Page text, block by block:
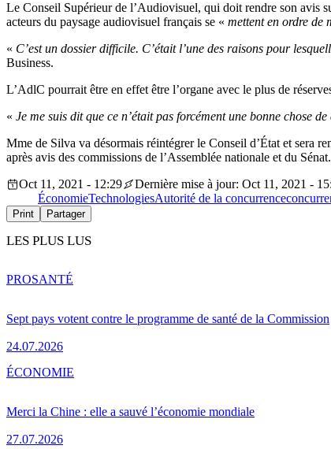
Le Conseil Supérieur de l’Audiovisuel, qui doit rendre son avis
acteurs du paysage audiovisuel français se « mettent en ordre de
« C’est un dossier difficile. C’était l’une des raisons pour
Business.
L’AdlC pourrait être en effet être l’organe avec le plus de
« Je me suis dit que ce n’était pas forcément une bonne chose
Mme de Silva va désormais réintégrer le Conseil d’État et sera
après avis des commissions de l’Assemblée nationale et du Sénat.
Oct 11, 2021 - 12:29
Dernière mise à jour: Oct 11, 2021 -
ÉconomieTechnologiesAutorité de la concurrence
Print Partager
LES PLUS LUS
Sept pays votent contre le programme de santé de la Commission
24.07.2026
PROSANTÉ
Merci la Chine : elle a sauvé l’économie mondiale
27.07.2026
ÉCONOMIE